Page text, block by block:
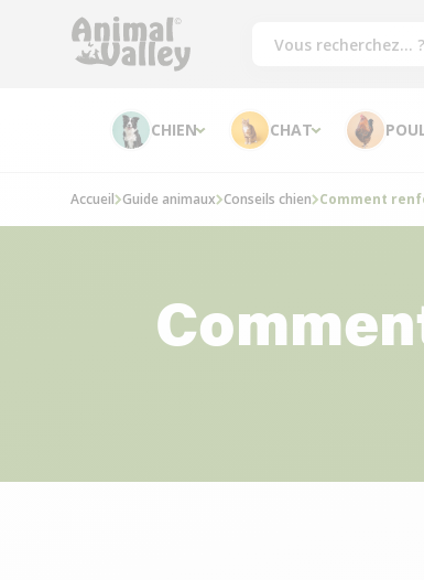
CHIEN CHAT
Accueil Guide animaux Conseils chien Comment